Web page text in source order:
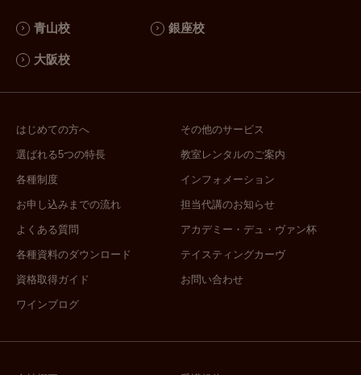
青山校 銀座校
大阪校
はじめての方へ
選ばれる5つの特長
各種制度
お申し込みまでの流れ
よくある質問
各種資料のダウンロード
資格取得ガイド
ワインブログ
その他のサービス
教室レンタルのご案内
インフォメーション
担当代講のお知らせ
アカデミー・デュ・ヴァン杯
テイスティングカーヴ
お問い合わせ